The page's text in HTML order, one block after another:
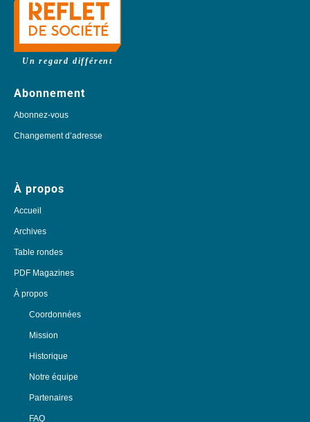
Un regard différent
Abonnement
Abonnez-vous
Changement d’adresse
À propos
Accueil
Archives
Table rondes
PDF Magazines
À propos
Coordonnées
Mission
Historique
Notre équipe
Partenaires
FAQ